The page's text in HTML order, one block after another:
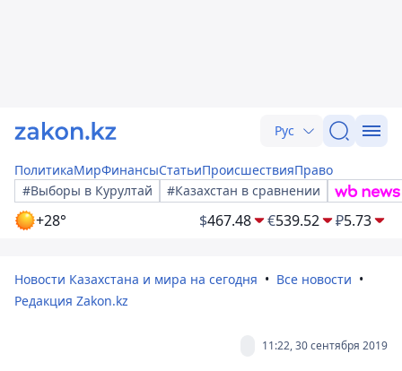
Рус
ПолитикаМирФинансыСтатьиПроисшествияПраво
#Выборы в Курултай
#Казахстан в сравнении
+28° $467.48 €539.52 ₽5.73
Новости Казахстана и мира на сегодня
Все новости
Редакция Zakon.kz
11:22, 30 сентября 2019